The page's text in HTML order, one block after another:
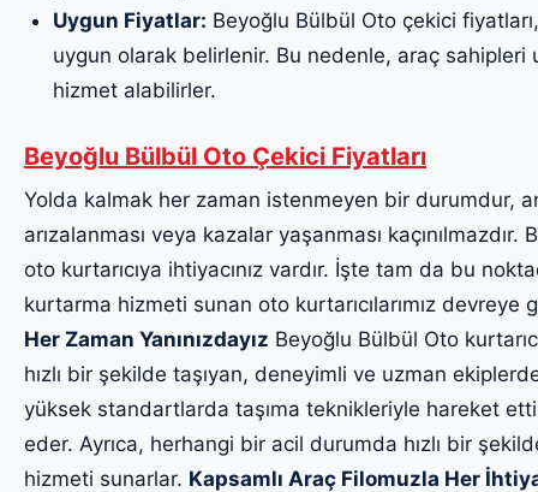
Uygun Fiyatlar: Beyoğlu Bülbül Oto çekici
uygun olarak belirlenir. Bu nedenle, araç
hizmet alabilirler.
Beyoğlu Bülbül Oto Çekici Fiyatları
Yolda kalmak her zaman istenmeyen bir durumdur,
arızalanması veya kazalar yaşanması
oto kurtarıcıya ihtiyacınız vardır. İşte tam da bu
kurtarma hizmeti sunan oto kurtarıcılarımız devreye
Her Zaman Yanınızdayız Beyoğlu Bülbül Oto
hızlı bir şekilde taşıyan, deneyimli ve uzman
yüksek standartlarda taşıma teknikleriyle hareket
eder. Ayrıca, herhangi bir acil durumda hızlı bir
hizmeti sunarlar. Kapsamlı Araç Filomuzla Her